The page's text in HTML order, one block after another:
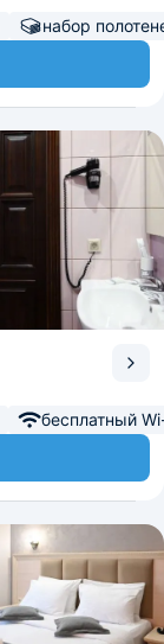
набор
бесплатный